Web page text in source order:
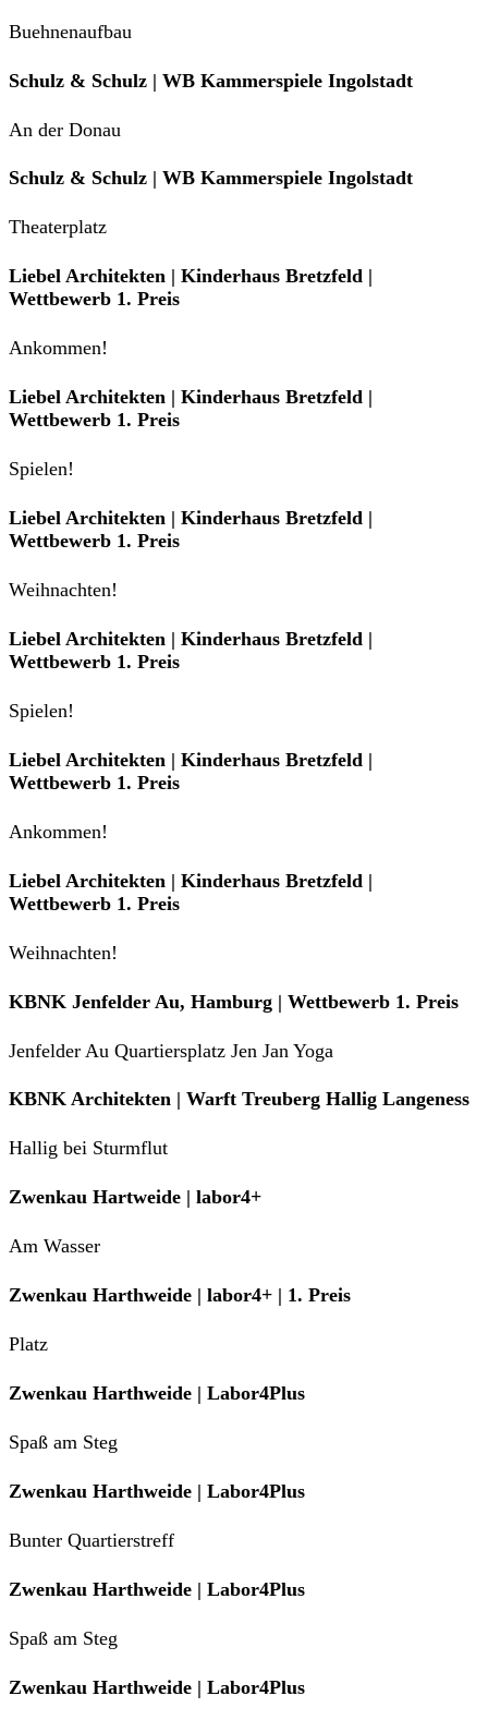
Buehnenaufbau
Schulz & Schulz | WB Kammerspiele Ingolstadt
An der Donau
Schulz & Schulz | WB Kammerspiele Ingolstadt
Theaterplatz
Liebel Architekten | Kinderhaus Bretzfeld |
Wettbewerb 1. Preis
Ankommen!
Liebel Architekten | Kinderhaus Bretzfeld |
Wettbewerb 1. Preis
Spielen!
Liebel Architekten | Kinderhaus Bretzfeld |
Wettbewerb 1. Preis
Weihnachten!
Liebel Architekten | Kinderhaus Bretzfeld |
Wettbewerb 1. Preis
Spielen!
Liebel Architekten | Kinderhaus Bretzfeld |
Wettbewerb 1. Preis
Ankommen!
Liebel Architekten | Kinderhaus Bretzfeld |
Wettbewerb 1. Preis
Weihnachten!
KBNK Jenfelder Au, Hamburg | Wettbewerb 1. Preis
Jenfelder Au Quartiersplatz Jen Jan Yoga
KBNK Architekten | Warft Treuberg Hallig Langeness
Hallig bei Sturmflut
Zwenkau Hartweide | labor4+
Am Wasser
Zwenkau Harthweide | labor4+ | 1. Preis
Platz
Zwenkau Harthweide | Labor4Plus
Spaß am Steg
Zwenkau Harthweide | Labor4Plus
Bunter Quartierstreff
Zwenkau Harthweide | Labor4Plus
Spaß am Steg
Zwenkau Harthweide | Labor4Plus